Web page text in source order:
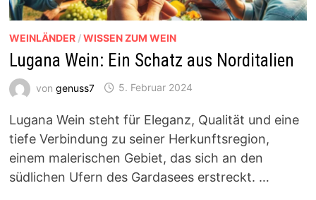
WEINLÄNDER/WISSEN ZUM WEIN
Lugana Wein: Ein Schatz aus Norditalien
von genuss7 5. Februar 2024
Lugana Wein steht für Eleganz, Qualität und eine
tiefe Verbindung zu seiner Herkunftsregion,
einem malerischen Gebiet, das sich an den
südlichen Ufern des Gardasees erstreckt. …